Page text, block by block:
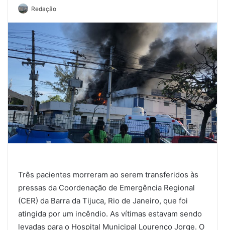
Redação
Três pacientes morreram ao serem transferidos às
pressas da Coordenação de Emergência Regional
(CER) da Barra da Tijuca, Rio de Janeiro, que foi
atingida por um incêndio. As vítimas estavam sendo
levadas para o Hospital Municipal Lourenço Jorge. O